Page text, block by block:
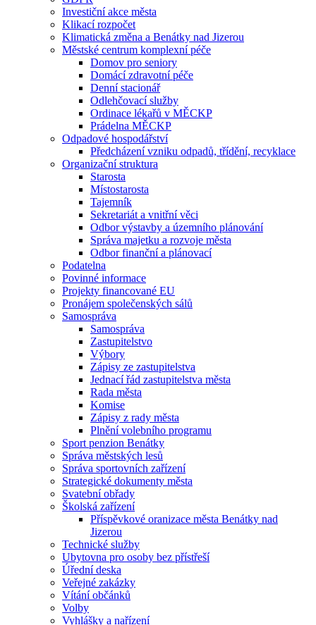
Investiční akce města
Klikací rozpočet
Klimatická změna a Benátky nad Jizerou
Městské centrum komplexní péče
Domov pro seniory
Domácí zdravotní péče
Denní stacionář
Odlehčovací služby
Ordinace lékařů v MĚCKP
Prádelna MĚCKP
Odpadové hospodářství
Předcházení vzniku odpadů, třídění, recyklace
Organizační struktura
Starosta
Místostarosta
Tajemník
Sekretariát a vnitřní věci
Odbor výstavby a územního plánování
Správa majetku a rozvoje města
Odbor finanční a plánovací
Podatelna
Povinné informace
Projekty financované EU
Pronájem společenských sálů
Samospráva
Samospráva
Zastupitelstvo
Výbory
Zápisy ze zastupitelstva
Jednací řád zastupitelstva města
Rada města
Komise
Zápisy z rady města
Plnění volebního programu
Sport penzion Benátky
Správa městských lesů
Správa sportovních zařízení
Strategické dokumenty města
Svatební obřady
Školská zařízení
Příspěvkové oranizace města Benátky nad
Jizerou
Technické služby
Ubytovna pro osoby bez přístřeší
Úřední deska
Veřejné zakázky
Vítání občánků
Volby
Vyhlášky a nařízení